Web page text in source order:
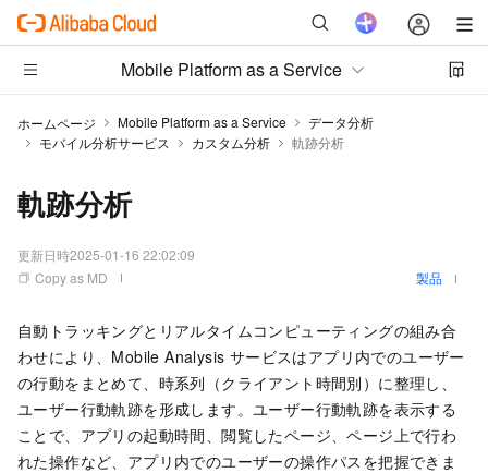
Mobile Platform as a Service
ホームページ Mobile Platform as a Service
データ分析
モバイル分析サービス
カスタム分析 軌跡分析
軌跡分析
更新日時2025-01-16 22:02:09
Copy as MD
製品
自動トラッキングとリアルタイムコンピューティングの組み合
わせにより、Mobile Analysis サービスはアプリ内でのユーザー
の行動をまとめて、時系列（クライアント時間別）に整理し、
ユーザー行動軌跡を形成します。ユーザー行動軌跡を表示する
ことで、アプリの起動時間、閲覧したページ、ページ上で行わ
れた操作など、アプリ内でのユーザーの操作パスを把握できま